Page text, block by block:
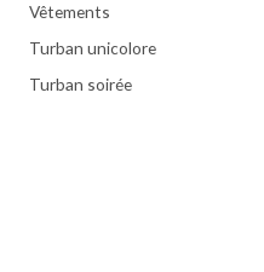
Vêtements
Turban unicolore
Turban soirée